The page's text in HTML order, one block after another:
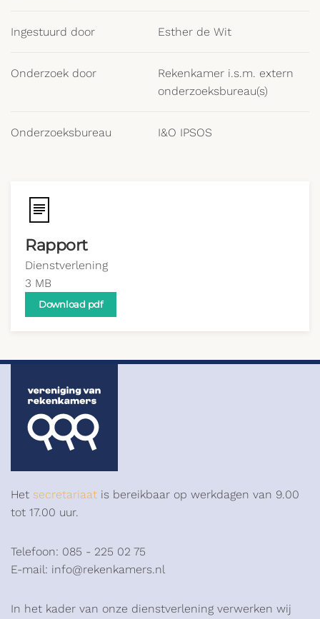
Ingestuurd door Esther de Wit
Onderzoek door
Rekenkamer i.s.m. extern
onderzoeksbureau(s)
Onderzoeksbureau I&O IPSOS
Rapport
Dienstverlening
3 MB
Download pdf
Het secretariaat is bereikbaar op werkdagen van 9.00
tot 17.00 uur.
Telefoon: 085 - 225 02 75
E-mail: info@rekenkamers.nl
In het kader van onze dienstverlening verwerken wij